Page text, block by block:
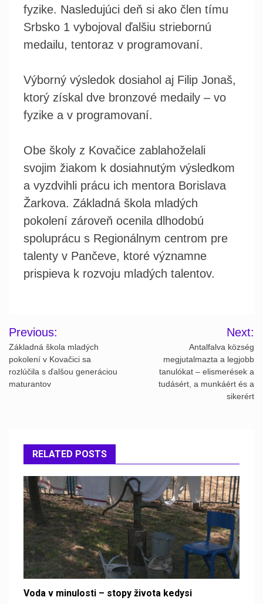
fyzike. Nasledujúci deň si ako člen tímu
Srbsko 1 vybojoval ďalšiu striebornú
medailu, tentoraz v programovaní.
Výborný výsledok dosiahol aj Filip Jonaš,
ktorý získal dve bronzové medaily – vo
fyzike a v programovaní.
Obe školy z Kovačice zablahoželali
svojim žiakom k dosiahnutým výsledkom
a vyzdvihli prácu ich mentora Borislava
Žarkova. Základná škola mladých
pokolení zároveň ocenila dlhodobú
spoluprácu s Regionálnym centrom pre
talenty v Pančeve, ktoré významne
prispieva k rozvoju mladých talentov.
Post
navigation
Previous:
Základná škola mladých
pokolení v Kovačici sa
rozlúčila s ďalšou generáciou
maturantov
Next:
Antalfalva község
megjutalmazta a legjobb
tanulókat – elismerések a
tudásért, a munkáért és a
sikerért
RELATED POSTS
Voda v minulosti – stopy života kedysi